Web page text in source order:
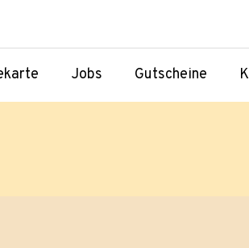
Jobs Gutscheine